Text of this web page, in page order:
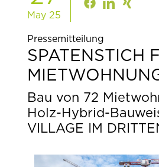
May 25
Pressemitteilung
SPATENSTICH
Bau von 72
Holz-Hybrid-
VILLAGE IM